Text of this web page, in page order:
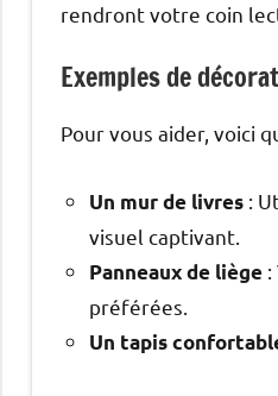
rendront votre coin
Exemples de
Pour vous aider, voici
Un mur de livres :
visuel captivant.
Panneaux de liège
préférées.
Un tapis